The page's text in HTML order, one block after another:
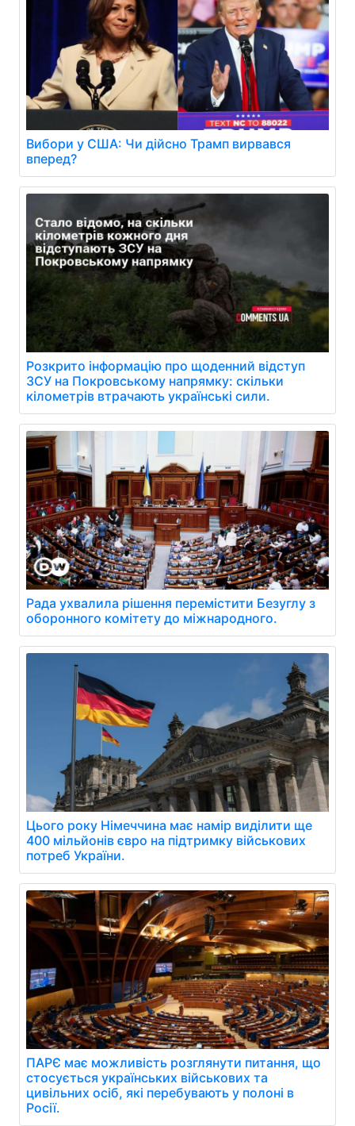
Вибори у США: Чи дійсно Трамп вирвався
вперед?
Розкрито інформацію про щоденний відступ
ЗСУ на Покровському напрямку: скільки
кілометрів втрачають українські сили.
Рада ухвалила рішення перемістити Безуглу з
оборонного комітету до міжнародного.
Цього року Німеччина має намір виділити ще
400 мільйонів євро на підтримку військових
потреб України.
ПАРЄ має можливість розглянути питання, що
стосується українських військових та
цивільних осіб, які перебувають у полоні в
Росії.